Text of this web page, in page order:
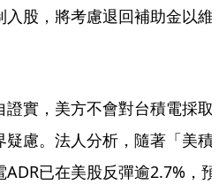
入股，將考慮退回補助金以維
實，美方不會對台積電採取
慮。法人分析，隨著「美積
已在美股反彈逾2.7%，預